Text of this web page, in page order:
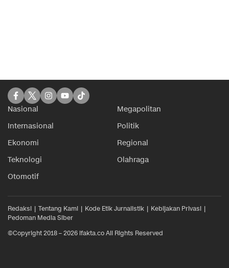
Nasional
Megapolitan
Internasional
Politik
Ekonomi
Regional
Teknologi
Olahraga
Otomotif
Redaksi Tentang Kami Kode Etik Jurnalistik
Kebijakan Privasi
Pedoman Media Siber
©Copyright 2018 – 2026 ifakta.co All Rights Reserved